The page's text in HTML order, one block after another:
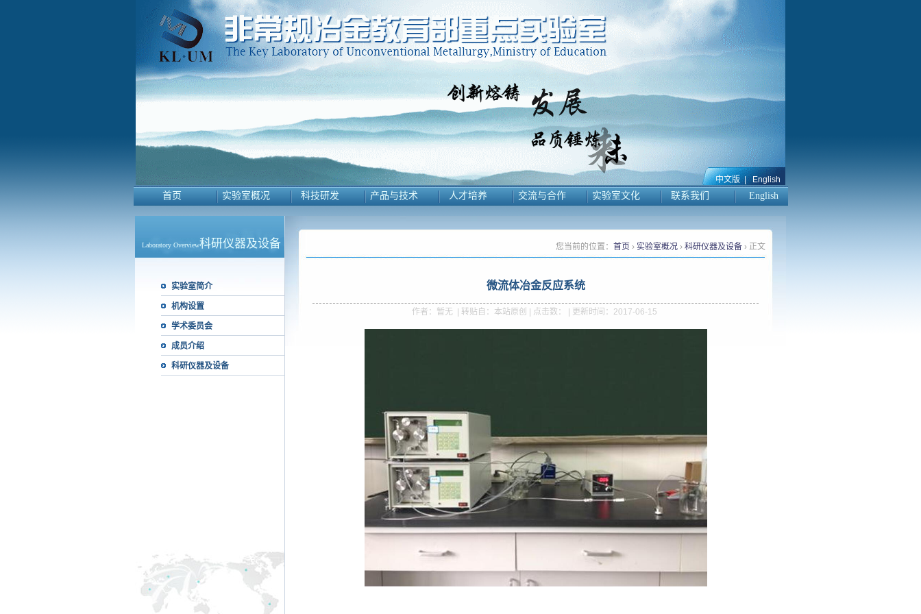
中文版| English
首页 实验室概况 科技研发 产品与技术 人才培养 交流与合作 实验室文化 联系我们 English
Laboratory Overview科研仪器及设备
实验室简介
机构设置
学术委员会
成员介绍
科研仪器及设备
您当前的位置： 首页 › 实验室概况 › 科研仪器及设备 › 正文
微流体冶金反应系统
作者：暂无 | 转贴自：本站原创 | 点击数： | 更新时间：2017-06-15